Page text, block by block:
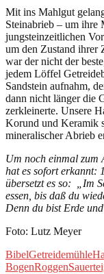
Mit ins Mahlgut
Steinabrieb – um ihre
jungsteinzeitlichen
um den Zustand ihrer
war der nicht der
jedem Löffel
Sandstein aufnahm,
dann nicht länger die
zerkleinerte. Unsere
Korund und Keramik
mineralischer Abrieb
Um noch einmal zum
hat es sofort erkannt:
übersetzt es so: „Im
essen, bis daß du
Denn du bist Erde
Foto: Lutz Meyer
BibelGetreidemühle
BogenRoggen